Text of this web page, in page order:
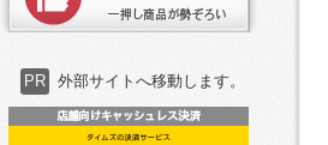
PR 外部サイトへ移動します。